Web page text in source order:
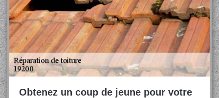
Obtenez un coup de jeune pour votre